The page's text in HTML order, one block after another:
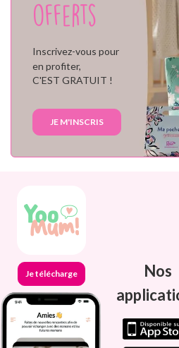
offerts
Inscrivez-vous pour
en profiter,
C'EST GRATUIT !
JE M'INSCRIS
Je télécharge
Nos